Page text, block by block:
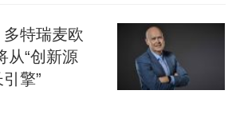
多特瑞麦欧
从“创新源
擎”